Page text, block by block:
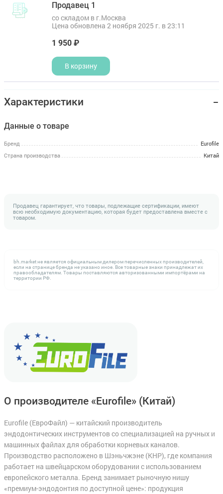
Продавец 1
со складом в г.Москва
Цена обновлена 2 ноября 2025 г. в 23:11
1 950 ₽
В корзину
Характеристики
Данные о товаре
Бренд
Eurofile
Страна производства
Китай
Продавец гарантирует, что товары, подлежащие сертификации, имеют
всю необходимую документацию, которая будет предоставлена вместе с
товаром.
bh.market не является официальным дилером перечисленных производителей,
если на странице бренда не указано иное. Все товарные знаки принадлежат их
правообладателям. Товары поставляются авторизованными импортёрами на
территории РФ.
О производителе «Eurofile» (Китай)
Eurofile (ЕвроФайл) — китайский производитель
эндодонтических инструментов со специализацией на ручных и
машинных файлах для обработки корневых каналов.
Производство расположено в Шэньчжэне (КНР), где компания
работает на швейцарском оборудовании с использованием
европейского металла. Бренд занимает рыночную нишу
«премиум-эндодонтия по доступной цене»: продукция